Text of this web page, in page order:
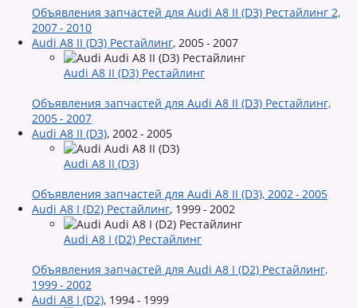
Объявления запчастей для Audi A8 II (D3) Рестайлинг 2,
2007 - 2010
Audi A8 II (D3) Рестайлинг, 2005 - 2007
Audi A8 II (D3) Рестайлинг
Объявления запчастей для Audi A8 II (D3) Рестайлинг,
2005 - 2007
Audi A8 II (D3), 2002 - 2005
Audi A8 II (D3)
Объявления запчастей для Audi A8 II (D3), 2002 - 2005
Audi A8 I (D2) Рестайлинг, 1999 - 2002
Audi A8 I (D2) Рестайлинг
Объявления запчастей для Audi A8 I (D2) Рестайлинг,
1999 - 2002
Audi A8 I (D2), 1994 - 1999